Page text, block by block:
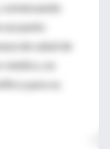
un punto
de salud de
no
para su